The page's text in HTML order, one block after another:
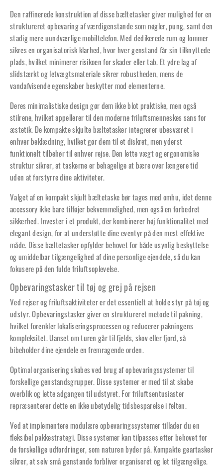
Den raffinerede konstruktion af disse bæltetasker giver mulighed for en
struktureret opbevaring af værdigenstande som nøgler, pung, samt den
stadig mere uundværlige mobiltelefon. Med dedikerede rum og lommer
sikres en organisatorisk klarhed, hvor hver genstand får sin tilknyttede
plads, hvilket minimerer risikoen for skader eller tab. Et ydre lag af
slidstærkt og letvægtsmateriale sikrer robustheden, mens de
vandafvisende egenskaber beskytter mod elementerne.
Deres minimalistiske design gør dem ikke blot praktiske, men også
stilrene, hvilket appellerer til den moderne friluftsmenneskes sans for
æstetik. De kompakte skjulte bæltetasker integrerer ubesværet i
enhver beklædning, hvilket gør dem til et diskret, men yderst
funktionelt tilbehør til enhver rejse. Den lette vægt og ergonomiske
struktur sikrer, at taskerne er behagelige at bære over længere tid
uden at forstyrre dine aktiviteter.
Valget af en kompakt skjult bæltetaske bør tages med omhu, idet denne
accessory ikke bare tilføjer bekvemmelighed, men også en forbedret
sikkerhed. Invester i et produkt, der kombinerer høj funktionalitet med
elegant design, for at understøtte dine eventyr på den mest effektive
måde. Disse bæltetasker opfylder behovet for både usynlig beskyttelse
og umiddelbar tilgængelighed af dine personlige ejendele, så du kan
fokusere på den fulde friluftsoplevelse.
Opbevaringstasker til tøj og grej på rejsen
Ved rejser og friluftsaktiviteter er det essentielt at holde styr på tøj og
udstyr. Opbevaringstasker giver en struktureret metode til pakning,
hvilket forenkler lokaliseringsprocessen og reducerer pakningens
kompleksitet. Uanset om turen går til fjelds, skov eller fjord, så
bibeholder dine ejendele en fremragende orden.
Optimal organisering skabes ved brug af opbevaringssystemer til
forskellige genstandsgrupper. Disse systemer er med til at skabe
overblik og lette adgangen til udstyret. For friluftsentusiaster
repræsenterer dette en ikke ubetydelig tidsbesparelse i felten.
Ved at implementere modulære opbevaringssystemer tillader du en
fleksibel pakkestrategi. Disse systemer kan tilpasses efter behovet for
de forskellige udfordringer, som naturen byder på. Kompakte geartasker
sikrer, at selv små genstande forbliver organiseret og let tilgængelige.